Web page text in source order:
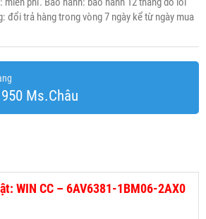
đổi trả hàng trong vòng 7 ngày kể từ ngày mua
Ms.Châu
WIN CC – 6AV6381-1BM06-2AX0